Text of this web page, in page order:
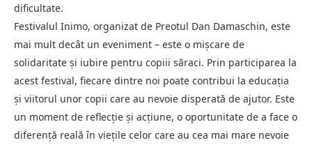
dificultate.
Festivalul Inimo, organizat de Preotul Dan Damaschin, este
mai mult decât un eveniment – este o mișcare de
solidaritate și iubire pentru copiii săraci. Prin participarea la
acest festival, fiecare dintre noi poate contribui la educația
și viitorul unor copii care au nevoie disperată de ajutor. Este
un moment de reflecție și acțiune, o oportunitate de a face o
diferență reală în viețile celor care au cea mai mare nevoie